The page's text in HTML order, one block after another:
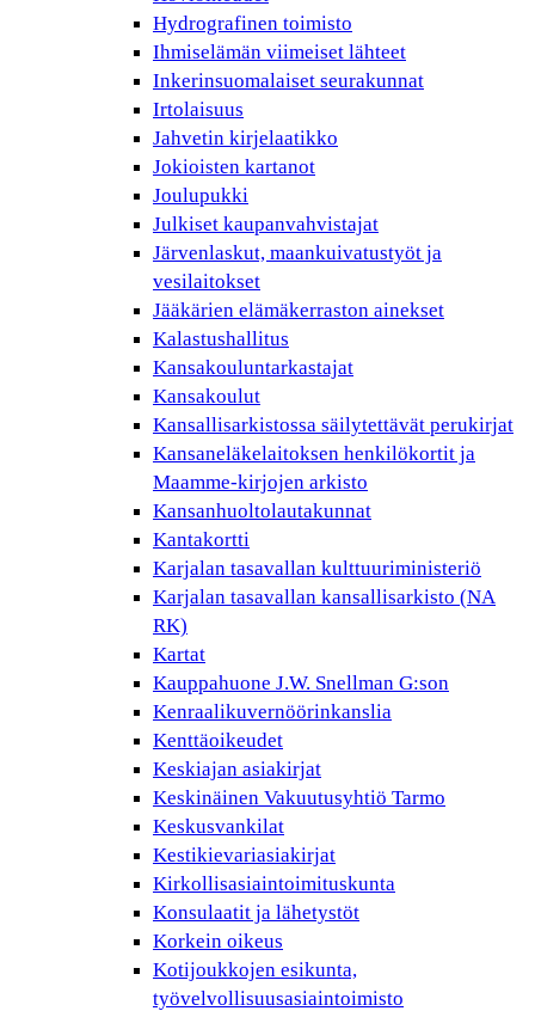
Hydrografinen toimisto
Ihmiselämän viimeiset lähteet
Inkerinsuomalaiset seurakunnat
Irtolaisuus
Jahvetin kirjelaatikko
Jokioisten kartanot
Joulupukki
Julkiset kaupanvahvistajat
Järvenlaskut, maankuivatustyöt ja
vesilaitokset
Jääkärien elämäkerraston ainekset
Kalastushallitus
Kansakouluntarkastajat
Kansakoulut
Kansallisarkistossa säilytettävät perukirjat
Kansaneläkelaitoksen henkilökortit ja
Maamme-kirjojen arkisto
Kansanhuoltolautakunnat
Kantakortti
Karjalan tasavallan kulttuuriministeriö
Karjalan tasavallan kansallisarkisto (NA
RK)
Kartat
Kauppahuone J.W. Snellman G:son
Kenraalikuvernöörinkanslia
Kenttäoikeudet
Keskiajan asiakirjat
Keskinäinen Vakuutusyhtiö Tarmo
Keskusvankilat
Kestikievariasiakirjat
Kirkollisasiaintoimituskunta
Konsulaatit ja lähetystöt
Korkein oikeus
Kotijoukkojen esikunta,
työvelvollisuusasiaintoimisto